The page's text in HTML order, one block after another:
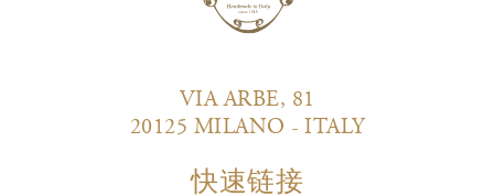
VIA ARBE, 81
20125 MILANO - ITALY
快速链接